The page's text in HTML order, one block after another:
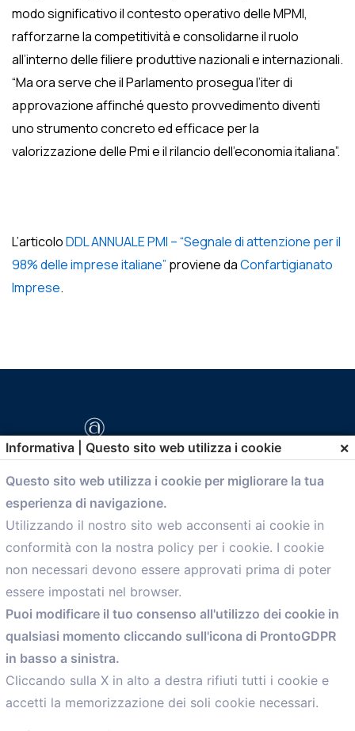
modo significativo il contesto operativo delle MPMI,
rafforzarne la competitività e consolidarne il ruolo
all’interno delle filiere produttive nazionali e internazionali.
“Ma ora serve che il Parlamento prosegua l’iter di
approvazione affinché questo provvedimento diventi
uno strumento concreto ed efficace per la
valorizzazione delle Pmi e il rilancio dell’economia italiana”.
L’articoloDDL ANNUALE PMI – “Segnale di attenzione per il
98% delle imprese italiane” proviene daConfartigianato
Imprese.
comunicazione@confartigianato.bo.it
Menù
Home
Servizi
Convenzioni
Voce delle Nostre aziende
Informazioni Ex L. 124/2017
News
Informativa | Questo sito web utilizza i cookie ×
Questo sito web utilizza i cookie per migliorare la tua
esperienza di navigazione.
Utilizzando il nostro sito web acconsenti ai cookie in
conformità con la nostra policy per i cookie. I cookie
non necessari devono essere approvati prima di poter
essere impostati nel browser.
Puoi modificare il tuo consenso all'utilizzo dei cookie in
qualsiasi momento cliccando sull'icona di ProntoGDPR
in basso a sinistra.
Cliccando sulla X in alto a destra rifiuti tutti i cookie e
accetti la memorizzazione dei soli cookie necessari.